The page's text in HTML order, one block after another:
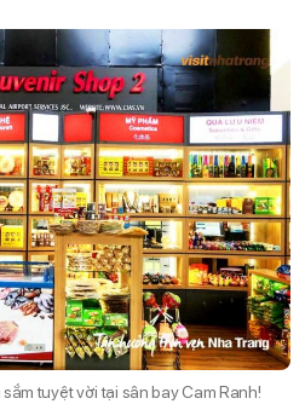
tuyệt vời tại sân bay Cam Ranh!